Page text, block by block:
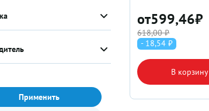
Применить
от599,46₽
618,00 ₽
- 18,54 ₽
В корзину